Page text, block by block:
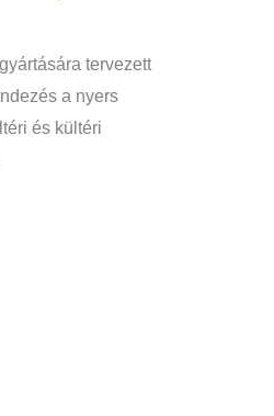
tervezett
a nyers
és kültéri